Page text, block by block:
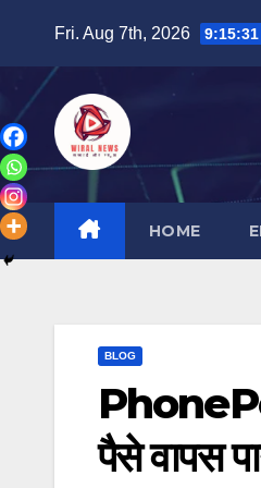
content
Fri. Aug 7th, 2026 9:15:32
HOME
BLOG
पैसे वापस